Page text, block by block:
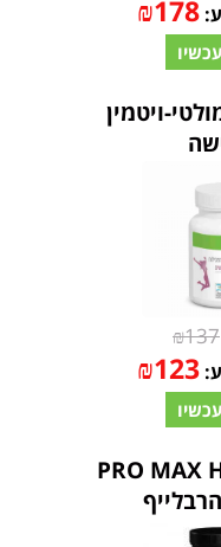
₪178
2 מולטי-ויטמין
₪137
₪123
PRO MAX